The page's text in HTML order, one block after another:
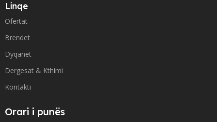
Linqe
Ofertat
Brendet
Dyqanet
Dergesat & Kthimi
Kontakti
Orari i punës